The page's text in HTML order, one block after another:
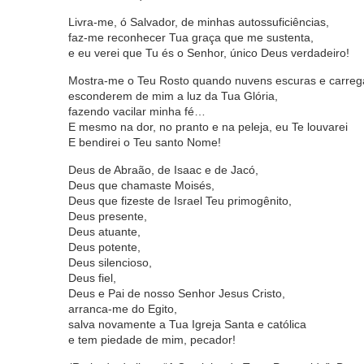
Livra-me, ó Salvador, de minhas autossuficiências,
faz-me reconhecer Tua graça que me sustenta,
e eu verei que Tu és o Senhor, único Deus verdadeiro!
Mostra-me o Teu Rosto quando nuvens escuras e
esconderem de mim a luz da Tua Glória,
fazendo vacilar minha fé…
E mesmo na dor, no pranto e na peleja, eu Te louvarei
E bendirei o Teu santo Nome!
Deus de Abraão, de Isaac e de Jacó,
Deus que chamaste Moisés,
Deus que fizeste de Israel Teu primogênito,
Deus presente,
Deus atuante,
Deus potente,
Deus silencioso,
Deus fiel,
Deus e Pai de nosso Senhor Jesus Cristo,
arranca-me do Egito,
salva novamente a Tua Igreja Santa e católica
e tem piedade de mim, pecador!